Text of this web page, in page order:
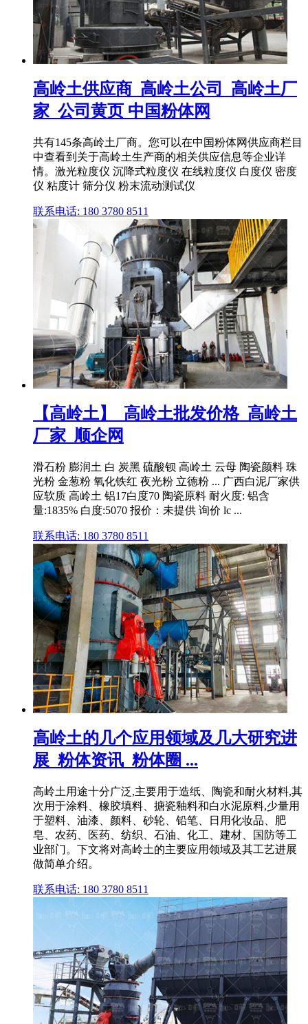
高岭土供应商_高岭土公司_高岭土厂
家_公司黄页 中国粉体网
共有145条高岭土厂商。您可以在中国粉体网供应商栏目
中查看到关于高岭土生产商的相关供应信息等企业详
情。激光粒度仪 沉降式粒度仪 在线粒度仪 白度仪 密度
仪 粘度计 筛分仪 粉末流动测试仪
联系电话: 180 3780 8511
【高岭土】_高岭土批发价格_高岭土
厂家_顺企网
滑石粉 膨润土 白 炭黑 硫酸钡 高岭土 云母 陶瓷颜料 珠
光粉 金葱粉 氧化铁红 夜光粉 立德粉 ... 广西白泥厂家供
应软质 高岭土 铝17白度70 陶瓷原料 耐火度: 铝含
量:1835% 白度:5070 报价：未提供 询价 lc ...
联系电话: 180 3780 8511
高岭土的几个应用领域及几大研究进
展_粉体资讯_粉体圈 ...
高岭土用途十分广泛,主要用于造纸、陶瓷和耐火材料,其
次用于涂料、橡胶填料、搪瓷釉料和白水泥原料,少量用
于塑料、油漆、颜料、砂轮、铅笔、日用化妆品、肥
皂、农药、医药、纺织、石油、化工、建材、国防等工
业部门。下文将对高岭土的主要应用领域及其工艺进展
做简单介绍。
联系电话: 180 3780 8511